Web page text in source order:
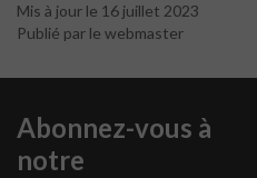
Mis à jour le 16 juillet 2023
Publié par le webmaster
Abonnez-vous à
notre